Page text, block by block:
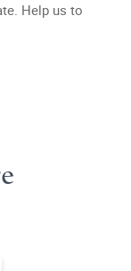
Help us to